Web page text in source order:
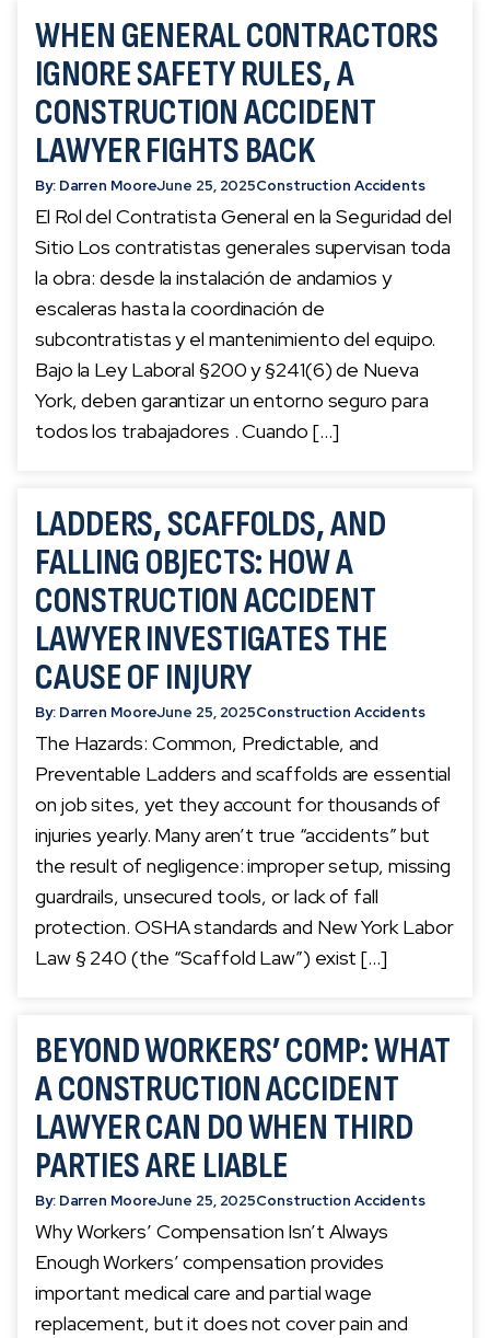
WHEN GENERAL CONTRACTORS
IGNORE SAFETY RULES, A
CONSTRUCTION ACCIDENT
LAWYER FIGHTS BACK
By: Darren MooreJune 25, 2025Construction Accidents
El Rol del Contratista General en la Seguridad del
Sitio Los contratistas generales supervisan toda
la obra: desde la instalación de andamios y
escaleras hasta la coordinación de
subcontratistas y el mantenimiento del equipo.
Bajo la Ley Laboral §200 y §241(6) de Nueva
York, deben garantizar un entorno seguro para
todos los trabajadores . Cuando […]
LADDERS, SCAFFOLDS, AND
FALLING OBJECTS: HOW A
CONSTRUCTION ACCIDENT
LAWYER INVESTIGATES THE
CAUSE OF INJURY
By: Darren MooreJune 25, 2025Construction Accidents
The Hazards: Common, Predictable, and
Preventable Ladders and scaffolds are essential
on job sites, yet they account for thousands of
injuries yearly. Many aren’t true “accidents” but
the result of negligence: improper setup, missing
guardrails, unsecured tools, or lack of fall
protection. OSHA standards and New York Labor
Law § 240 (the “Scaffold Law”) exist […]
BEYOND WORKERS’ COMP: WHAT
A CONSTRUCTION ACCIDENT
LAWYER CAN DO WHEN THIRD
PARTIES ARE LIABLE
By: Darren MooreJune 25, 2025Construction Accidents
Why Workers’ Compensation Isn’t Always
Enough Workers’ compensation provides
important medical care and partial wage
replacement, but it does not cover pain and